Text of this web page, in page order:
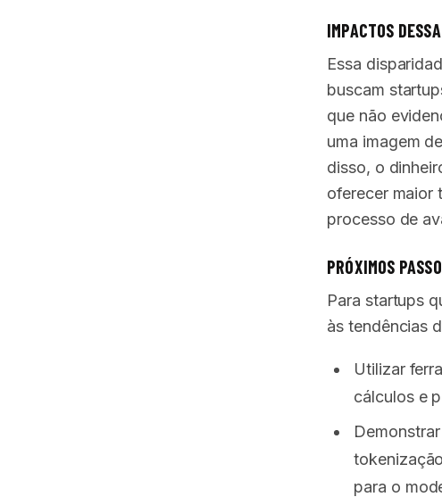
IMPACTOS
Essa
buscam
que não
uma imagem
disso, o
oferecer maior
processo de
PRÓXIMOS
Para startups
às tendências
Utilizar
cálculos e
para o